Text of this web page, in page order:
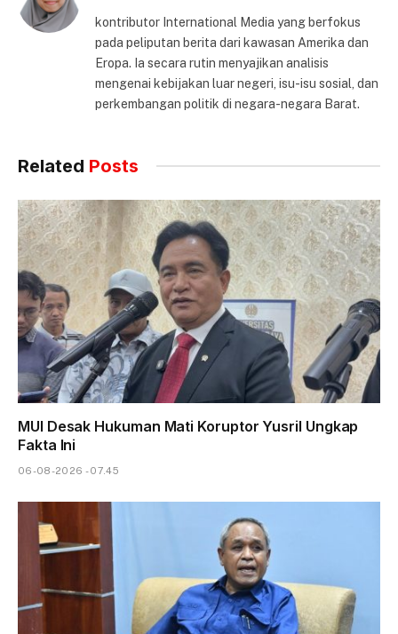
kontributor International Media yang berfokus
pada peliputan berita dari kawasan Amerika dan
Eropa. Ia secara rutin menyajikan analisis
mengenai kebijakan luar negeri, isu-isu sosial, dan
perkembangan politik di negara-negara Barat.
Related Posts
MUI Desak Hukuman Mati Koruptor Yusril Ungkap
Fakta Ini
06-08-2026 - 07.45